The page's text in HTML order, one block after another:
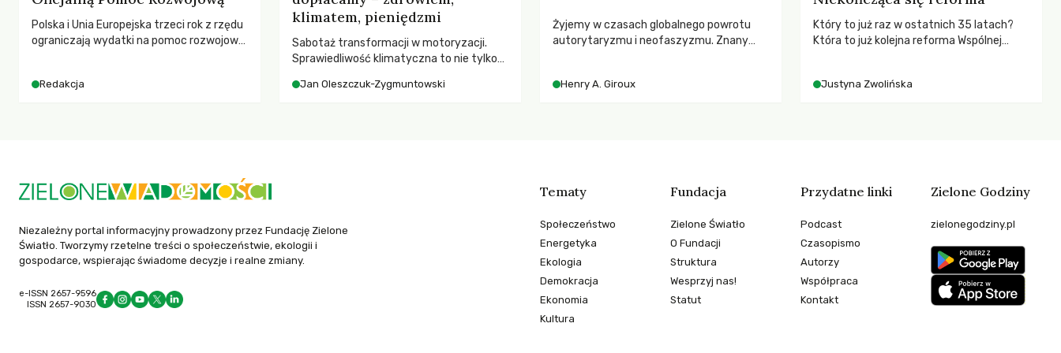
Polska i Unia Europejska trzeci rok z rzędu
ograniczają wydatki na pomoc rozwojową
dla krajów najbardziej potrzebujących, a
Redakcja
klimatem, pieniędzmi
Sabotaż transformacji w motoryzacji.
Sprawiedliwość klimatyczna to nie tylko
ponosi konsekwencje globalnego
Jan Oleszczuk-Zygmuntowski
Żyjemy w czasach globalnego powrotu
autorytaryzmu i neofaszyzmu. Znany
społeczeństwo. Czy współczesne
Henry A. Giroux
Który to już raz w ostatnich 35 latach?
Która to już kolejna reforma Wspólnej
społeczne?
Justyna Zwolińska
Niezależny portal informacyjny prowadzony przez Fundację Zielone
Światło. Tworzymy rzetelne treści o społeczeństwie, ekologii i
gospodarce, wspierając świadome decyzje i realne zmiany.
e-ISSN 2657-9596
ISSN 2657-9030
Tematy
Społeczeństwo
Energetyka
Ekologia
Demokracja
Ekonomia
Kultura
Fundacja
Zielone Światło
O Fundacji
Struktura
Wesprzyj nas!
Statut
Przydatne linki
Podcast
Czasopismo
Autorzy
Współpraca
Kontakt
Zielone Godziny
zielonegodziny.pl